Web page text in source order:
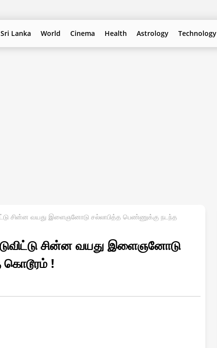
Sri Lanka World Cinema Health Astrology Technology
சின்ன வயது இளைஞனோடு சல்லாபித்த பெண்ணுக்கு நடந்த
சின்ன வயது இளைஞனோடு
!